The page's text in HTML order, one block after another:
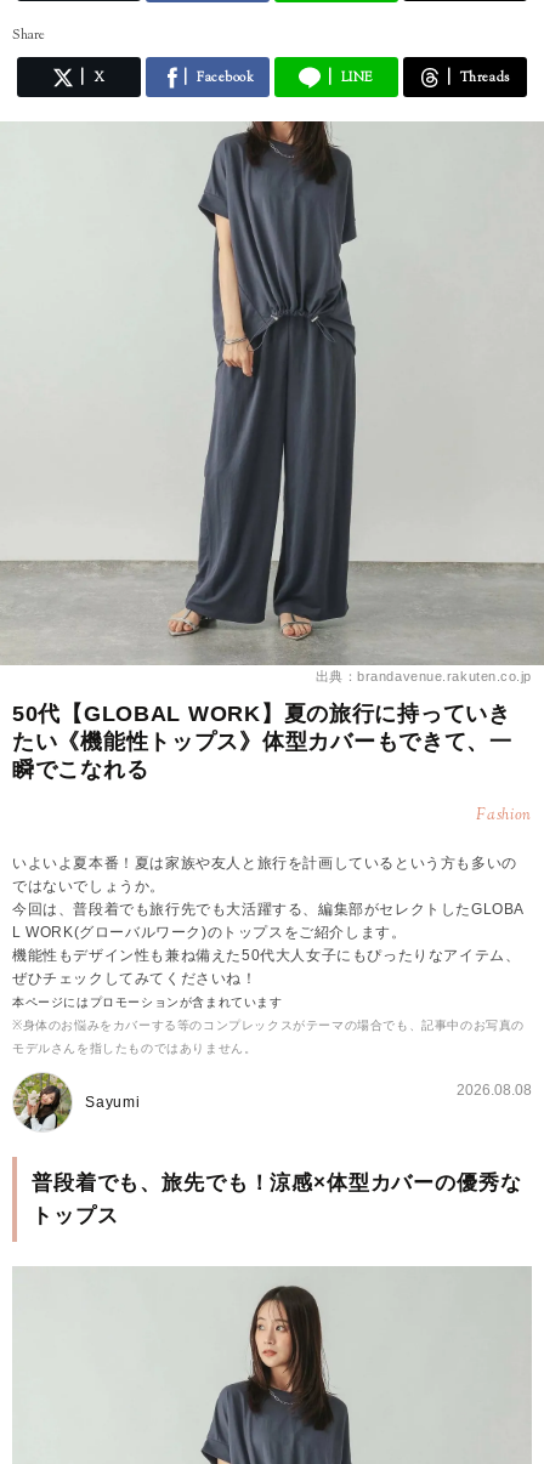
Share
X Facebook LINE Threads
出典：brandavenue.rakuten.co.jp
50代【GLOBAL WORK】夏の旅行に持っていき
たい《機能性トップス》体型カバーもできて、一
瞬でこなれる
Fashion
いよいよ夏本番！夏は家族や友人と旅行を計画しているという方も多いの
ではないでしょうか。
今回は、普段着でも旅行先でも大活躍する、編集部がセレクトしたGLOBA
L WORK(グローバルワーク)のトップスをご紹介します。
機能性もデザイン性も兼ね備えた50代大人女子にもぴったりなアイテム、
ぜひチェックしてみてくださいね！
本ページにはプロモーションが含まれています
※身体のお悩みをカバーする等のコンプレックスがテーマの場合でも、記事中のお写真の
モデルさんを指したものではありません。
Sayumi
2026.08.08
普段着でも、旅先でも！涼感×体型カバーの優秀な
トップス